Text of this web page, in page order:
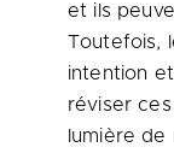
et ils
Toutefois,
intention
réviser
lumière de